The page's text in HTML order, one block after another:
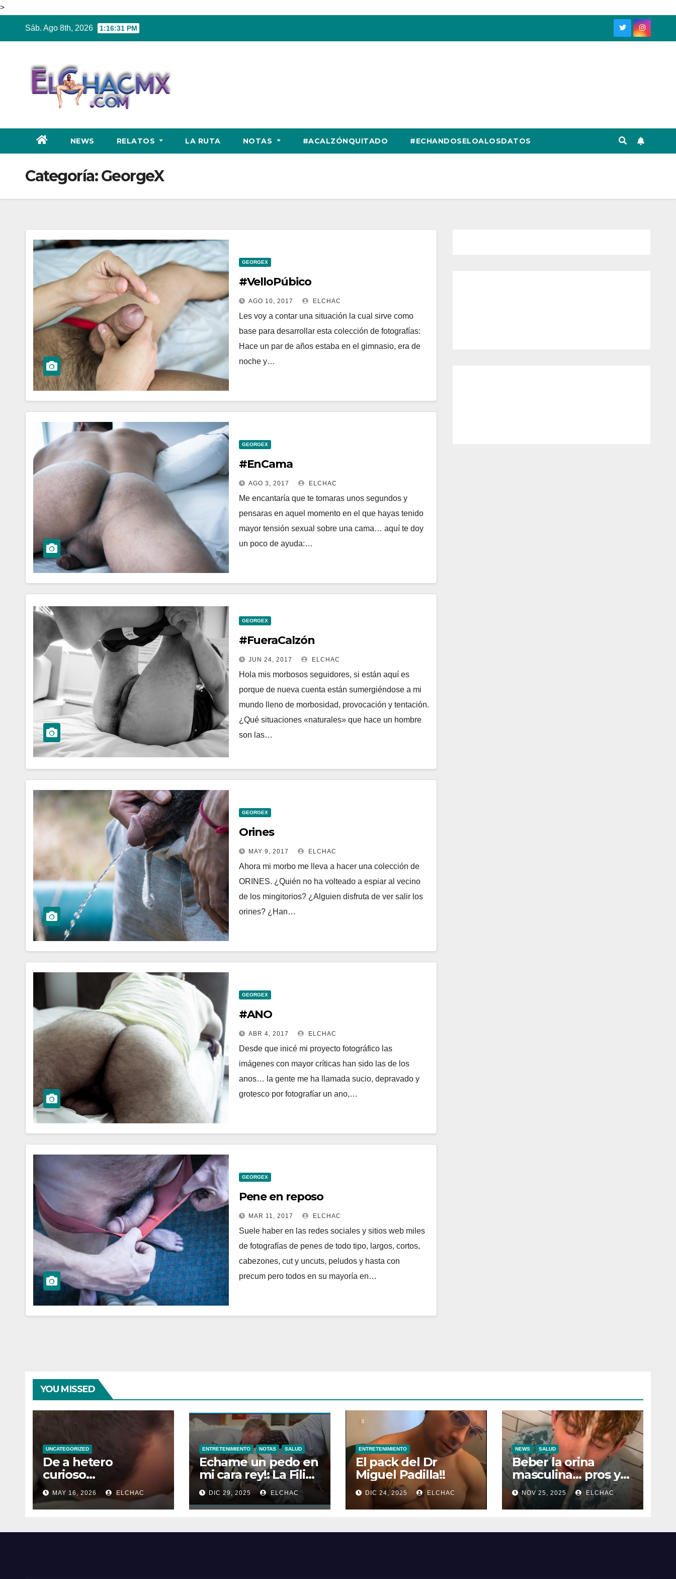
>
Sáb. Ago 8th, 2026 1:16:32 PM
NEWS RELATOS LA RUTA NOTAS #ACALZÓNQUITADO #ECHANDOSELOALOSDATOS
Categoría:GeorgeX
GEORGEX
#VelloPúbico
AGO 10, 2017 ELCHAC
Les voy a contar una situación la cual sirve como
base para desarrollar esta colección de fotografías:
Hace un par de años estaba en el gimnasio, era de
noche y…
GEORGEX
#EnCama
AGO 3, 2017 ELCHAC
Me encantaría que te tomaras unos segundos y
pensaras en aquel momento en el que hayas tenido
mayor tensión sexual sobre una cama… aquí te doy
un poco de ayuda:…
GEORGEX
#FueraCalzón
JUN 24, 2017 ELCHAC
Hola mis morbosos seguidores, si están aquí es
porque de nueva cuenta están sumergiéndose a mi
mundo lleno de morbosidad, provocación y tentación.
¿Qué situaciones «naturales» que hace un hombre
son las…
GEORGEX
Orines
MAY 9, 2017 ELCHAC
Ahora mi morbo me lleva a hacer una colección de
ORINES. ¿Quién no ha volteado a espiar al vecino
de los mingitorios? ¿Alguien disfruta de ver salir los
orines? ¿Han…
GEORGEX
#ANO
ABR 4, 2017 ELCHAC
Desde que inicé mi proyecto fotográfico las
imágenes con mayor críticas han sido las de los
anos… la gente me ha llamada sucio, depravado y
grotesco por fotografíar un ano,…
GEORGEX
Pene en reposo
MAR 11, 2017 ELCHAC
Suele haber en las redes sociales y sitios web miles
de fotografías de penes de todo tipo, largos, cortos,
cabezones, cut y uncuts, peludos y hasta con
precum pero todos en su mayoría en…
YOU MISSED
UNCATEGORIZED
De a hetero
curioso…
MAY 16, 2026 ELCHAC
ENTRETENIMIENTO NOTAS SALUD
Echame un pedo en
mi cara rey!: La Filia
por las Flatulencias”
DIC 29, 2025 ELCHAC
ENTRETENIMIENTO
El pack del Dr
Miguel Padilla!!
DIC 24, 2025 ELCHAC
NEWS SALUD
Beber la orina
masculina… pros y
contras
NOV 25, 2025 ELCHAC